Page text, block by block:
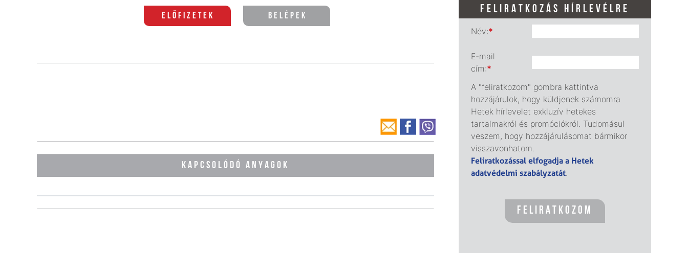
Előfizetek Belépek
KAPCSOLÓDÓ ANYAGOK
FELIRATKOZÁS HÍRLEVÉLRE
Név:*
E-mail
cím:*
A "feliratkozom" gombra kattintva
hozzájárulok, hogy küldjenek számomra
Hetek hírlevelet exkluzív hetekes
tartalmakról és promóciókról. Tudomásul
veszem, hogy hozzájárulásomat bármikor
visszavonhatom.
Feliratkozással elfogadja a Hetek
adatvédelmi szabályzatát.